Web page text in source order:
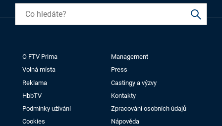
O FTV Prima
Management
Volná místa
Press
Reklama
Castingy a výzvy
HbbTV
Kontakty
Podmínky užívání
Zpracování osobních údajů
Cookies
Nápověda